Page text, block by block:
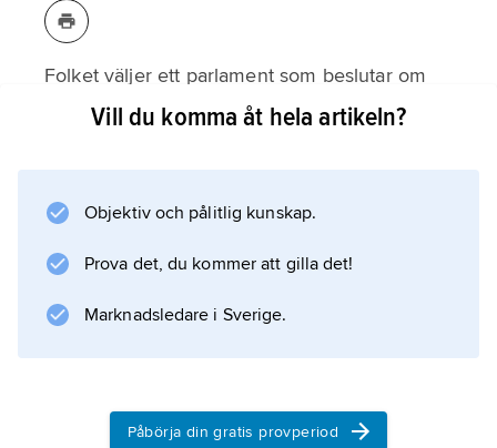
Folket väljer ett parlament som beslutar om
lagar och skatter. Parlamentet utser också
Information om artikeln
Vill du komma åt hela artikeln?
Objektiv och pålitlig kunskap.
Prova det, du kommer att gilla det!
Marknadsledare i Sverige.
Påbörja din gratis provperiod